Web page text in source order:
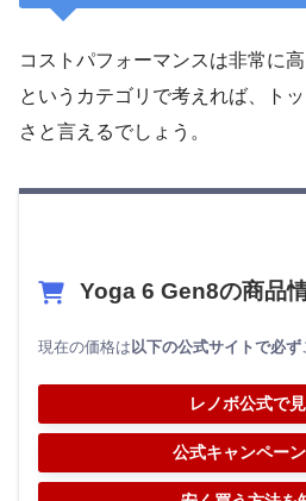
コストパフォーマンスは非常に
というカテゴリで考えれば、ト
さと言えるでしょう。
Yoga 6 Gen8の商品
現在の価格は以下の公式サイトで必ず
レノボ公式で
公式キャンペー